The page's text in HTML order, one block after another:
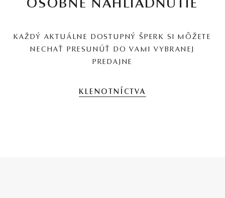
OSOBNÉ NAHLIADNUTIE
KAŽDÝ AKTUÁLNE DOSTUPNÝ ŠPERK SI MÔŽETE
NECHAŤ PRESUNÚŤ DO VAMI VYBRANEJ
PREDAJNE
KLENOTNÍCTVA